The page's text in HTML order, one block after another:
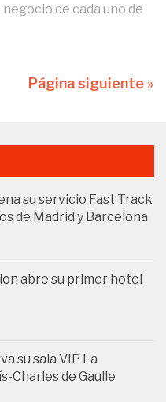
de cada uno de
Página siguiente »
su servicio Fast Track
de Madrid y Barcelona
abre su primer hotel
su sala VIP La
Charles de Gaulle